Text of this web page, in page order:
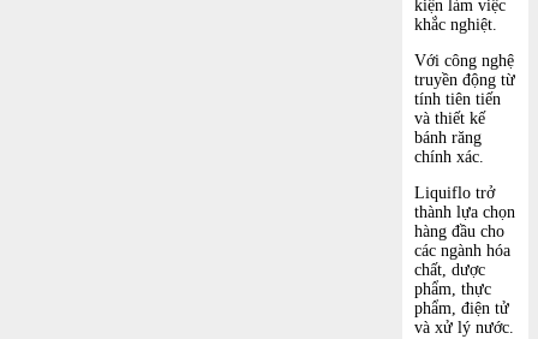
kiện làm việc
khắc nghiệt.
Với công nghệ
truyền động từ
tính tiên tiến
và thiết kế
bánh răng
chính xác.
Liquiflo trở
thành lựa chọn
hàng đầu cho
các ngành hóa
chất, dược
phẩm, thực
phẩm, điện tử
và xử lý nước.